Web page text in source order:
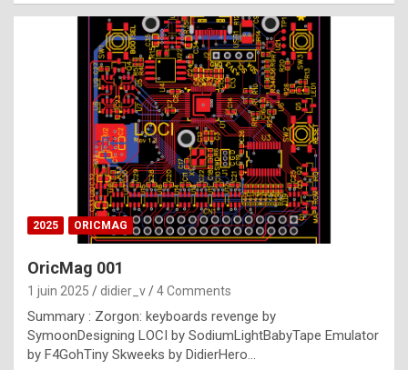
e
b
e
s
t
p
h
o
n
y
l
e
2025 ORICMAG
OricMag 001
1 juin 2025 didier_v 4 Comments
Summary : Zorgon: keyboards revenge by
SymoonDesigning LOCI by SodiumLightBabyTape Emulator
by F4GohTiny Skweeks by DidierHero…